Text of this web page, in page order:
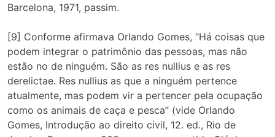
Barcelona, 1971, passim.
[9] Conforme afirmava Orlando Gomes, “Há coisas que
podem integrar o patrimônio das pessoas, mas não
estão no de ninguém. São as res nullius e as res
derelictae. Res nullius as que a ninguém pertence
atualmente, mas podem vir a pertencer pela ocupação
como os animais de caça e pesca” (vide Orlando
Gomes, Introdução ao direito civil, 12. ed., Rio de